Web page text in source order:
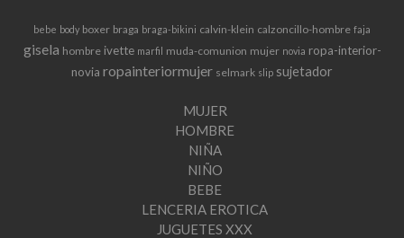
bebe body boxer braga braga-bikini calvin-klein calzoncillo-hombre faja
gisela hombre ivette marfil muda-comunion mujer novia ropa-interior-
novia ropainteriormujer selmark slip sujetador
MUJER
HOMBRE
NIÑA
NIÑO
BEBE
LENCERIA EROTICA
JUGUETES XXX